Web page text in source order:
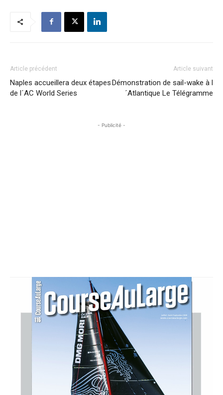
Article précédent
Naples accueillera deux étapes
de l´AC World Series
Article suivant
Démonstration de sail-wake à l
´Atlantique Le Télégramme
- Publicité -